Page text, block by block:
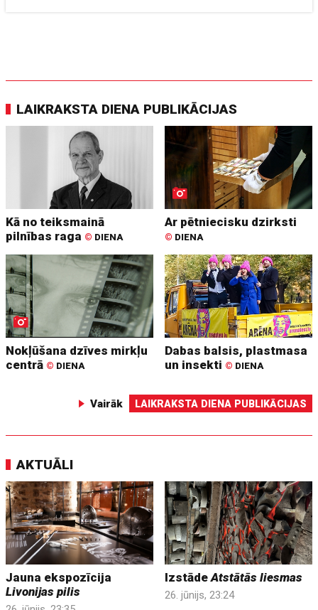
LAIKRAKSTA DIENA PUBLIKĀCIJAS
Kā no teiksmainā
pilnības raga © DIENA
Ar pētniecisku dzirksti
© DIENA
Nokļūšana dzīves mirkļu
centrā © DIENA
Dabas balsis, plastmasa
un insekti © DIENA
Vairāk LAIKRAKSTA DIENA PUBLIKĀCIJAS
AKTUĀLI
Jauna ekspozīcija
Livonijas pilis
IzstādeAtstātās liesmas
26. jūnijs, 23:24